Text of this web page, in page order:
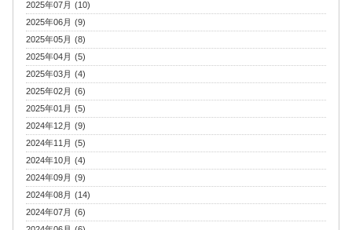
2025年07月 (10)
2025年06月 (9)
2025年05月 (8)
2025年04月 (5)
2025年03月 (4)
2025年02月 (6)
2025年01月 (5)
2024年12月 (9)
2024年11月 (5)
2024年10月 (4)
2024年09月 (9)
2024年08月 (14)
2024年07月 (6)